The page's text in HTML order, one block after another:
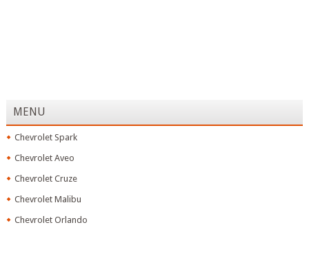
MENU
Chevrolet Spark
Chevrolet Aveo
Chevrolet Cruze
Chevrolet Malibu
Chevrolet Orlando